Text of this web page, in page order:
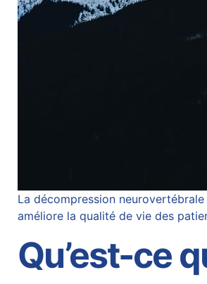
La décompression
améliore la qualité de vie des
Qu’est-ce